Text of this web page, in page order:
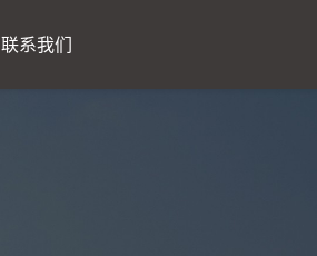
联系我们